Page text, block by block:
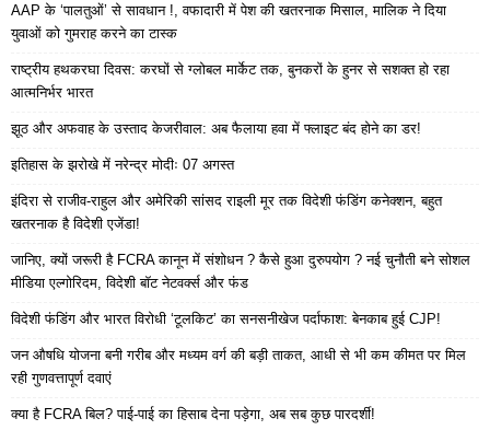
AAP के ‘पालतुओं’ से सावधान !, वफादारी में पेश की खतरनाक मिसाल, मालिक ने दिया
युवाओं को गुमराह करने का टास्क
राष्ट्रीय हथकरघा दिवस: करघों से ग्लोबल मार्केट तक, बुनकरों के हुनर से सशक्त हो रहा
आत्मनिर्भर भारत
झूठ और अफवाह के उस्ताद केजरीवाल: अब फैलाया हवा में फ्लाइट बंद होने का डर!
इतिहास के झरोखे में नरेन्द्र मोदीः 07 अगस्त
इंदिरा से राजीव-राहुल और अमेरिकी सांसद राइली मूर तक विदेशी फंडिंग कनेक्शन, बहुत
खतरनाक है विदेशी एजेंडा!
जानिए, क्यों जरूरी है FCRA कानून में संशोधन ? कैसे हुआ दुरुपयोग ? नई चुनौती बने सोशल
मीडिया एल्गोरिदम, विदेशी बॉट नेटवर्क्स और फंड
विदेशी फंडिंग और भारत विरोधी ‘टूलकिट’ का सनसनीखेज पर्दाफाश: बेनकाब हुई CJP!
जन औषधि योजना बनी गरीब और मध्यम वर्ग की बड़ी ताकत, आधी से भी कम कीमत पर मिल
रही गुणवत्तापूर्ण दवाएं
क्या है FCRA बिल? पाई-पाई का हिसाब देना पड़ेगा, अब सब कुछ पारदर्शी!